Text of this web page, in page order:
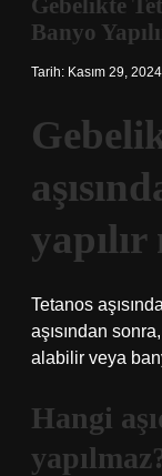
Gebelikte
Banyo
Tarih: Kasım 29, 2024
yapılır
Tetanos
aşısından
alabilir veya
Hangi